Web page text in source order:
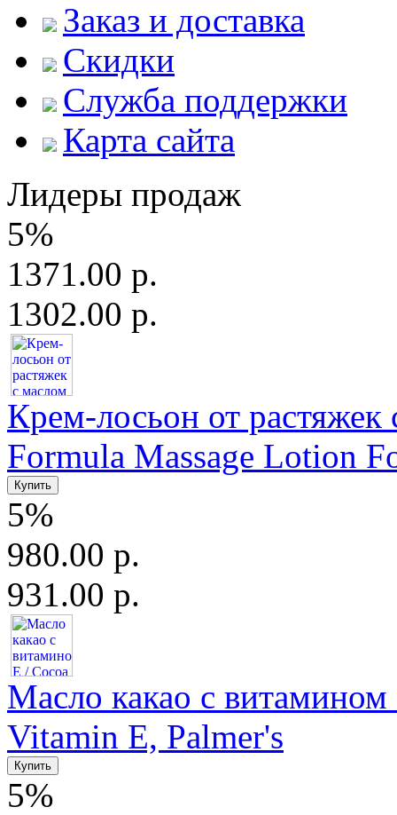
Заказ и доставка
Скидки
Служба поддержки
Карта сайта
Лидеры продаж
5%
1371.00 р.
1302.00 р.
Крем-лосьон от
Formula Massage Lotion
5%
980.00 р.
931.00 р.
Масло какао с
Vitamin E, Palmer's
5%